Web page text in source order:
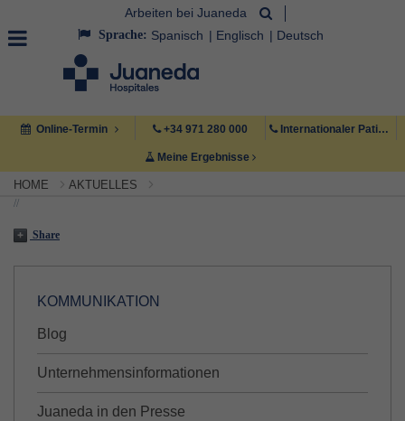
Arbeiten bei Juaneda
Sprache: Spanisch Englisch Deutsch
Online-Termin +34 971 280 000 Internationaler Patient +34 971 222 222
Meine Ergebnisse
HOME AKTUELLES
//
Share
KOMMUNIKATION
Blog
Unternehmensinformationen
Juaneda in den Presse